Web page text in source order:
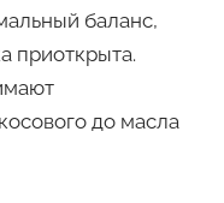
баланс,
приоткрыта.
до масла